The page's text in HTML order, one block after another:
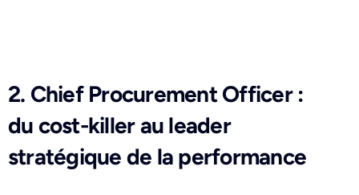
2. Chief Procurement Officer :
du cost-killer au leader
stratégique de la performance